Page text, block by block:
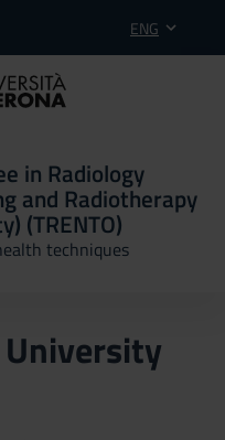
ENG
in Radiology
and Radiotherapy
(TRENTO)
techniques